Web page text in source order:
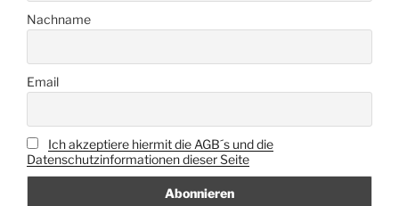
Nachname
Email
Ich akzeptiere hiermit die AGB´s und die
Datenschutzinformationen dieser Seite